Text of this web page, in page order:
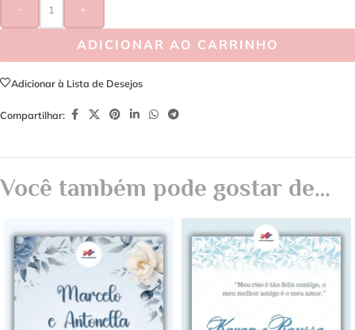
- +
ADICIONAR AO CARRINHO
Adicionar à Lista de Desejos
Compartilhar:
Você também pode gostar de…